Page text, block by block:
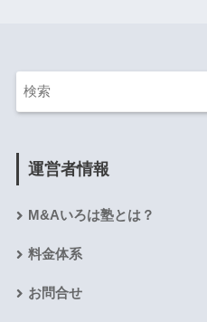
運営者情報
M&Aいろは塾とは？
料金体系
お問合せ